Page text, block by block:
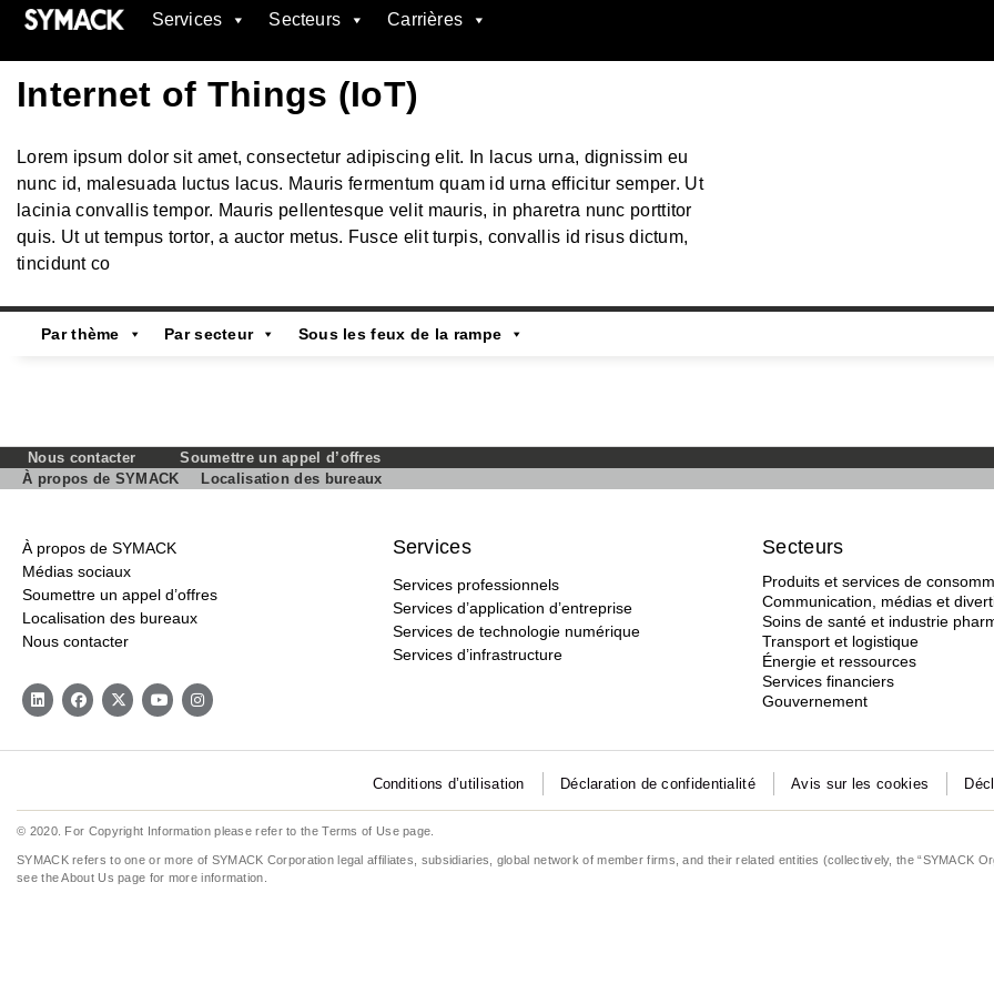
Services Secteurs Carrières
Internet of Things (IoT)
Lorem ipsum dolor sit amet, consectetur adipiscing elit. In lacus urna, dignissim eu
nunc id, malesuada luctus lacus. Mauris fermentum quam id urna efficitur semper. Ut
lacinia convallis tempor. Mauris pellentesque velit mauris, in pharetra nunc porttitor
quis. Ut ut tempus tortor, a auctor metus. Fusce elit turpis, convallis id risus dictum,
tincidunt co
Par thème Par secteur Sous les feux de la rampe
Nous contacter
Soumettre un appel d’offres
À propos de SYMACK
Localisation des bureaux
À propos de SYMACK
Médias sociaux
Soumettre un appel d’offres
Localisation des bureaux
Nous contacter
Services
Services professionnels
Services d’application d’entreprise
Services de technologie numérique
Services d’infrastructure
Secteurs
Produits et services de
Communication, médias et
Soins de santé et industrie
Transport et logistique
Énergie et ressources
Services financiers
Gouvernement
Conditions d’utilisation Déclaration de confidentialité Avis sur les cookies
© 2020. For Copyright Information please refer to theTerms of Usepage.
SYMACK refers to one or more of SYMACK Corporation legal affiliates, subsidiaries, global network of member firms, and their related entities (collectively, the “SYMACK
see theAbout Us page for more information.